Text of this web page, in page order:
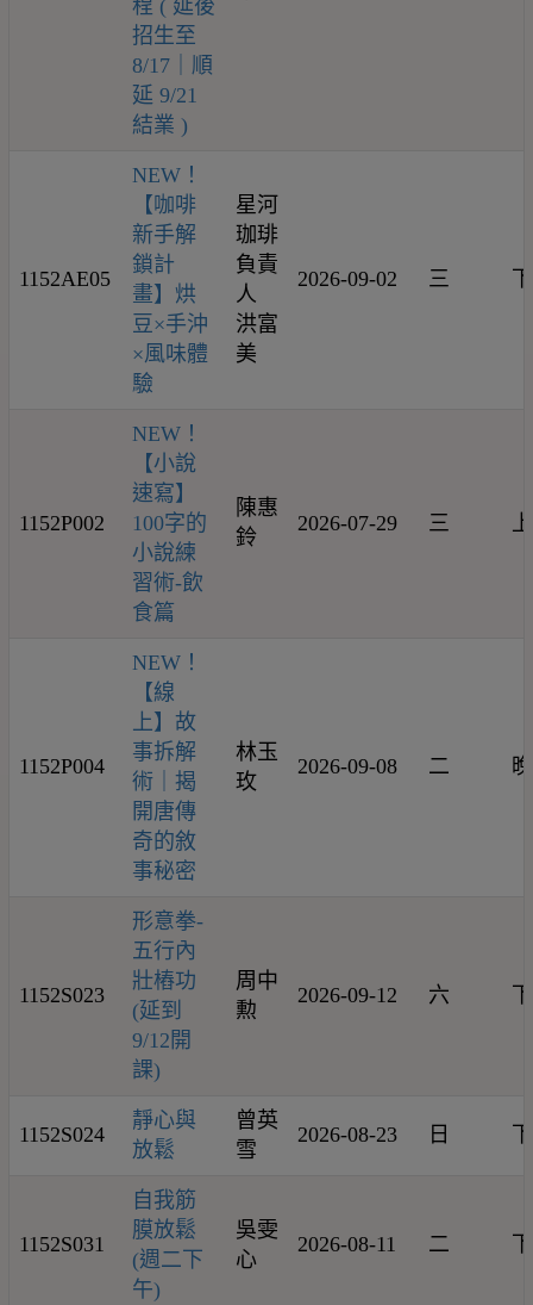
程 ( 延後
招生至
8/17｜順
延 9/21
結業 )
1152AE05
NEW！
【咖啡
新手解
鎖計
畫】烘
豆×手沖
×風味體
驗
星河
珈琲
負責
人
洪富
美
2026-09-02 三
1152P002
NEW！
【小說
速寫】
100字的
小說練
習術-飲
食篇
陳惠
鈴
2026-07-29 三
1152P004
NEW！
【線
上】故
事拆解
術｜揭
開唐傳
奇的敘
事秘密
林玉
玫
2026-09-08 二
1152S023
形意拳-
五行內
壯樁功
(延到
9/12開
課)
周中
勲
2026-09-12 六
1152S024
靜心與
放鬆
曾英
雪
2026-08-23 日
1152S031
自我筋
膜放鬆
(週二下
午)
吳雯
心
2026-08-11 二